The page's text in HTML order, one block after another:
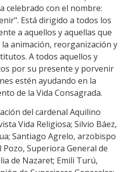
celebrado con el nombre:
Está dirigido a todos los
a aquellos y aquellas que
animación, reorganización y
A todos aquellos y
por su presente y porvenir
estén ayudando en la
de la Vida Consagrada.
del cardenal Aquilino
Vida Religiosa; Silvio Báez,
Santiago Agrelo, arzobispo
Superiora General de
de Nazaret; Emili Turú,